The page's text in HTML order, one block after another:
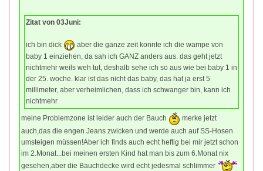
Zitat von 03Juni:
ich bin dick
aber die ganze zeit konnte ich die wampe von
baby 1 einziehen, da sah ich GANZ anders aus. das geht jetzt
nichtmehr weils weh tut, deshalb sehe ich so aus wie bei baby 1 in
der 25. woche. klar ist das nicht das baby, das hat ja erst 5
millimeter, aber verheimlichen, dass ich schwanger bin, kann ich
nichtmehr
meine Problemzone ist leider auch der Bauch
merke jetzt
auch,das die engen Jeans zwicken und werde auch auf SS-Hosen
umsteigen müssen!Aber ich finds auch echt heftig bei mir jetzt schon
im 2.Monat...bei meinen ersten Kind hat man bis zum 6.Monat nix
gesehen,aber die Bauchdecke wird echt jedesmal schlimmer